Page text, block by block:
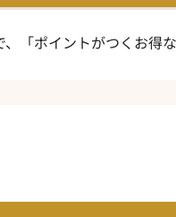
「ポイントがつくお得